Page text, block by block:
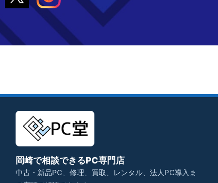
岡崎で相談できるPC専門店
中古・新品PC、修理、買取、レンタル、法人PC導入ま